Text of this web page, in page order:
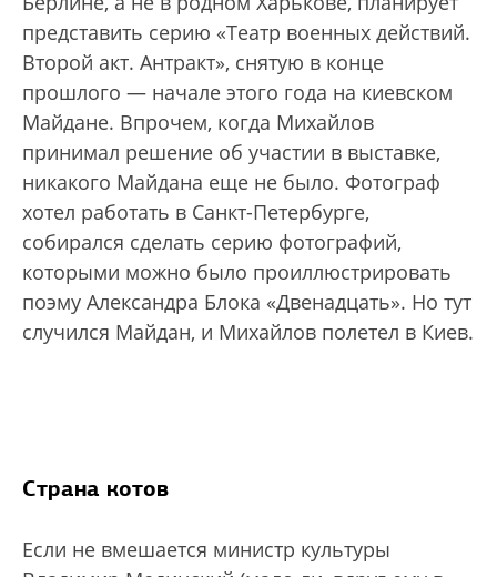
представить серию «Театр военных действий.
Второй акт. Антракт», снятую в конце
прошлого — начале этого года на киевском
Майдане. Впрочем, когда Михайлов
принимал решение об участии в выставке,
никакого Майдана еще не было. Фотограф
хотел работать в Санкт-Петербурге,
собирался сделать серию фотографий,
которыми можно было проиллюстрировать
поэму Александра Блока «Двенадцать». Но тут
случился Майдан, и Михайлов полетел в Киев.
Страна котов
Если не вмешается министр культуры